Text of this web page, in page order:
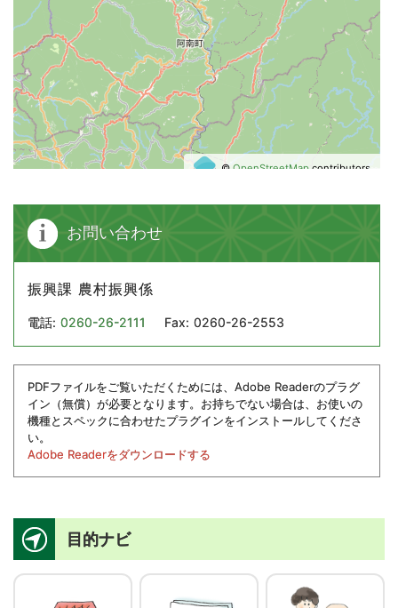
©OpenStreetMap contributors.
お問い合わせ
振興課 農村振興係
電話: 0260-26-2111 Fax: 0260-26-2553
PDFファイルをご覧いただくためには、Adobe Readerのプラグ
イン（無償）が必要となります。お持ちでない場合は、お使いの
機種とスペックに合わせたプラグインをインストールしてくださ
い。
Adobe Readerをダウンロードする
目的ナビ